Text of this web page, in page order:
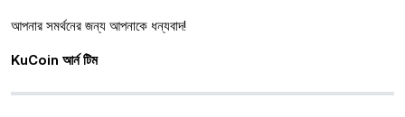
আপনার সমর্থনের জন্য আপনাকে ধন্যবাদ!
KuCoin আর্ন টিম